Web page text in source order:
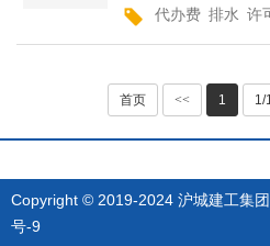
了确保城市排水系统的
顺利展开，上海市水
代办费 排水 许
首页 << 1 1/
Copyright © 2019-2024 沪城建工集
号-9